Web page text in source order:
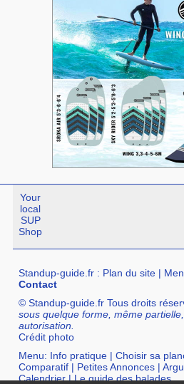
Your
local
SUP
Shop
Standup-guide.fr : Plan du site |
Contact
© Standup-guide.fr Tous droits
sous quelque forme, même
autorisation.
Crédit photo
Menu: Info pratique |Choisir sa
Comparatif | Petites Annonces |
Calendrier|Le guide des balades